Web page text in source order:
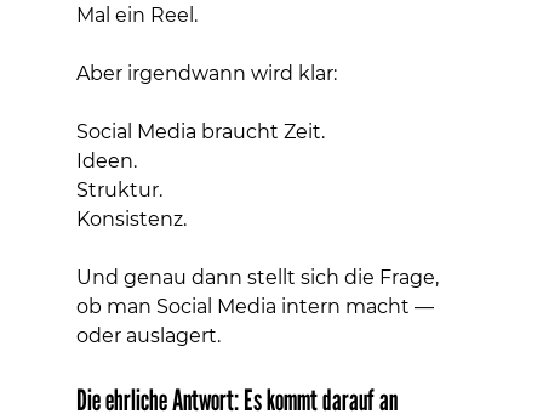
Mal ein Reel.
Aber irgendwann wird klar:
Social Media braucht Zeit.
Ideen.
Struktur.
Konsistenz.
Und genau dann stellt sich die Frage,
ob man Social Media intern macht —
oder auslagert.
Die ehrliche Antwort: Es kommt darauf an